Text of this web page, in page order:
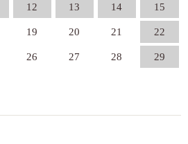
12 13 14 15
19 20 21 22
26 27 28 29